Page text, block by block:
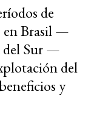
de
en Brasil ­­—
del Sur —
del
y